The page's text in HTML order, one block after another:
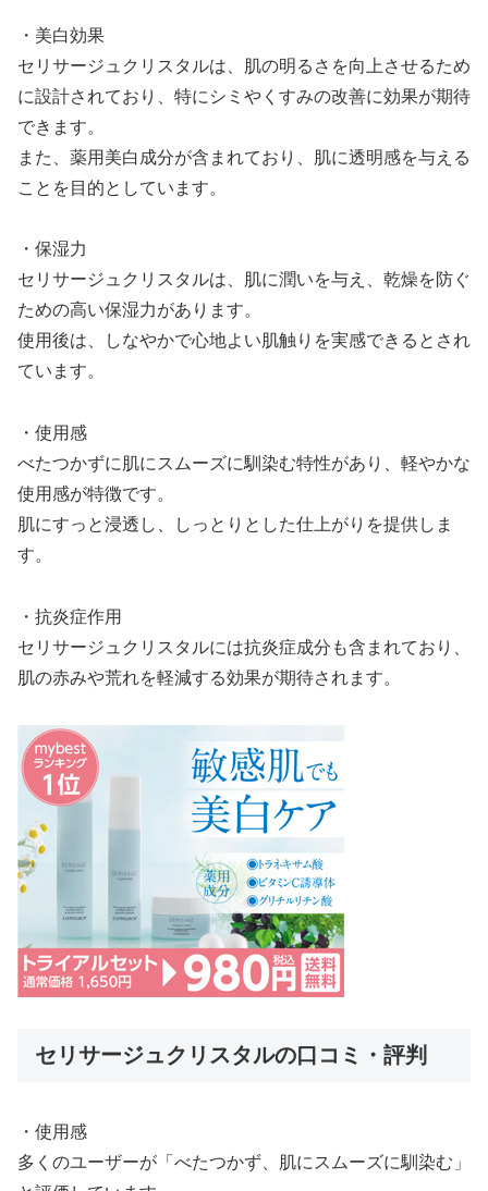
・美白効果
セリサージュクリスタルは、肌の明るさを向上させるため
に設計されており、特にシミやくすみの改善に効果が期待
できます。
また、薬用美白成分が含まれており、肌に透明感を与える
ことを目的としています。
・保湿力
セリサージュクリスタルは、肌に潤いを与え、乾燥を防ぐ
ための高い保湿力があります。
使用後は、しなやかで心地よい肌触りを実感できるとされ
ています。
・使用感
べたつかずに肌にスムーズに馴染む特性があり、軽やかな
使用感が特徴です。
肌にすっと浸透し、しっとりとした仕上がりを提供しま
す。
・抗炎症作用
セリサージュクリスタルには抗炎症成分も含まれており、
肌の赤みや荒れを軽減する効果が期待されます。
セリサージュクリスタルの口コミ・評判
・使用感
多くのユーザーが「べたつかず、肌にスムーズに馴染む」